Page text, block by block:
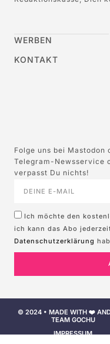
WERBEN
KONTAKT
Folge uns bei Mastodon
Telegram-Newsservice
verpasst Du nichts!
Ich möchte den
ich kann das Abo
Datenschutzerklärung
© 2024 • MADE WITH ❤️
TEAM GOCHU
IMPRESSUM